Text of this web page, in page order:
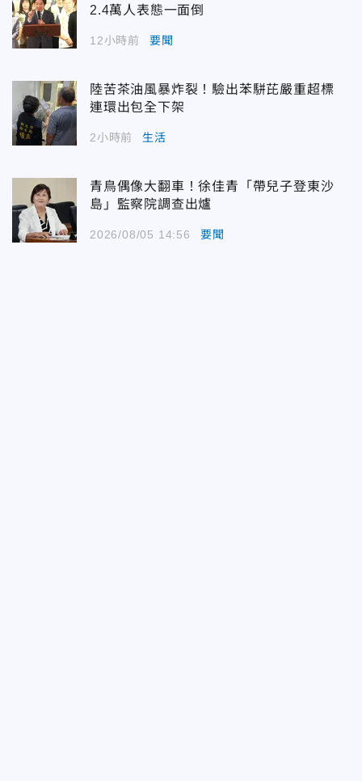
2.4萬人表態一面倒
12小時前 要聞
陸苦茶油風暴炸裂！驗出苯駢芘嚴重超標
連環出包全下架
2小時前 生活
青鳥偶像大翻車！徐佳青「帶兒子登東沙
島」監察院調查出爐
2026/08/05 14:56 要聞